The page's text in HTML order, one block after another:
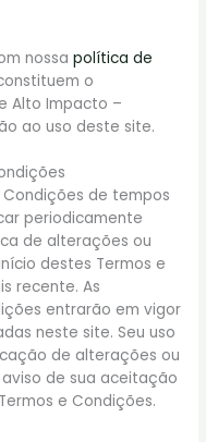
nossapolítica de
o
Alto Impacto –
ao uso deste site.
de tempos
periodicamente
de alterações ou
destes Termos e
recente. As
entrarão em vigor
neste site. Seu uso
de alterações ou
de sua aceitação
e Condições.